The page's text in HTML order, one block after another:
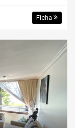
Ficha